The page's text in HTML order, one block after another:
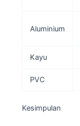
Aluminium
Kayu
PVC
Kesimpulan